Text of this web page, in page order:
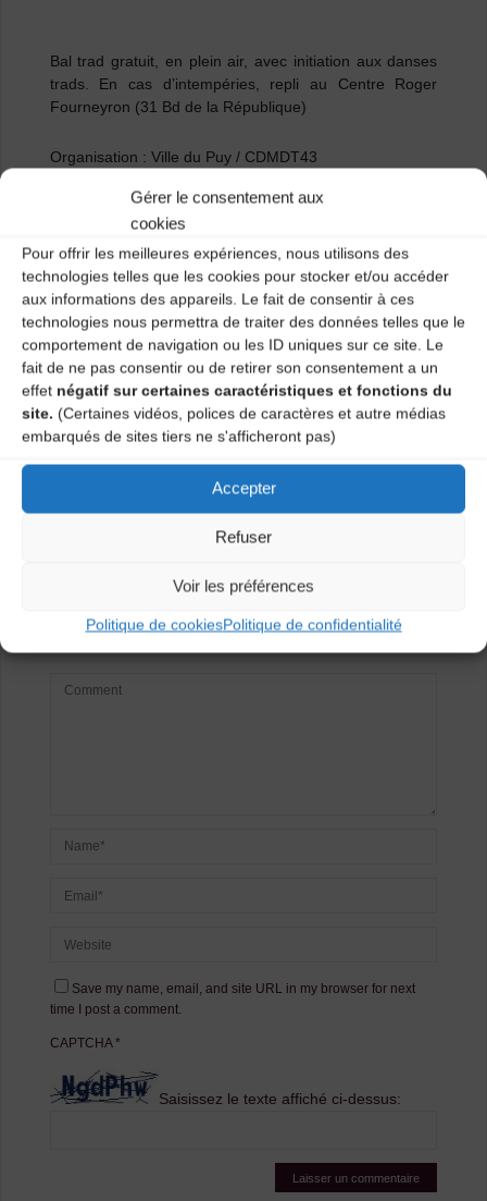
Gérer le consentement aux
cookies
Pour offrir les meilleures expériences, nous utilisons des
technologies telles que les cookies pour stocker et/ou accéder
aux informations des appareils. Le fait de consentir à ces
technologies nous permettra de traiter des données telles que le
comportement de navigation ou les ID uniques sur ce site. Le
fait de ne pas consentir ou de retirer son consentement a un
effet négatif sur certaines caractéristiques et fonctions du
site. (Certaines vidéos, polices de caractères et autre médias
embarqués de sites tiers ne s'afficheront pas)
Accepter
Refuser
Voir les préférences
Politique de cookiesPolitique de confidentialité
Bal trad gratuit, en plein air, avec initiation aux danses
trads. En cas d’intempéries, repli au Centre Roger
Fourneyron (31 Bd de la République)
Organisation : Ville du Puy / CDMDT43
Renseignements : 04 71 02 92 53
Catégories
Agenda
Animation du marché du Festival des Cuivres
par DI MACH
Laisser un
commentaire
Votre adresse e-mail ne sera pas publiée. Les champs
Save my name, email, and site URL in my browser for next
time I post a comment.
CAPTCHA*
Saisissez le texte affiché ci-dessus: